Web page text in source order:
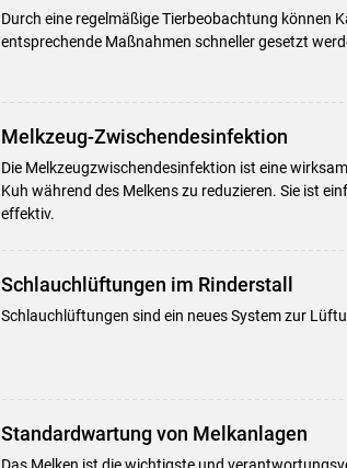
Durch eine regelmäßige Tierbeobachtung können
entsprechende Maßnahmen schneller gesetzt
Melkzeug-Zwischendesinfektion
Die Melkzeugzwischendesinfektion ist eine
Kuh während des Melkens zu reduzieren. Sie ist
effektiv.
Schlauchlüftungen im Rinderstall
Schlauchlüftungen sind ein neues System zur
Standardwartung von Melkanlagen